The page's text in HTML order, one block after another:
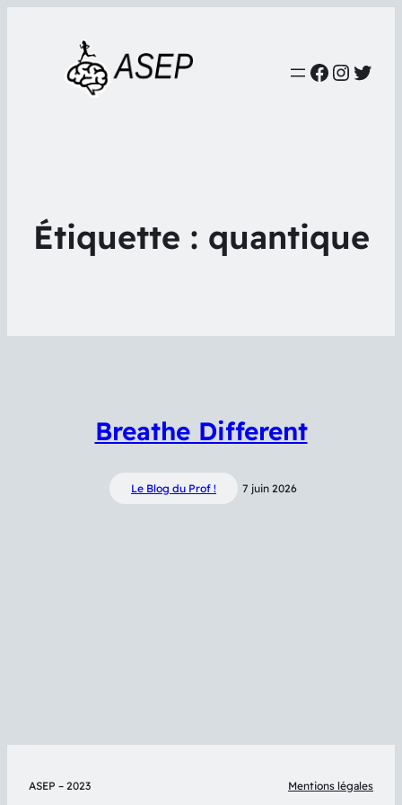
Étiquette : quantique
Breathe Different
Le Blog du Prof ! 7 juin 2026
ASEP – 2023 Mentions légales